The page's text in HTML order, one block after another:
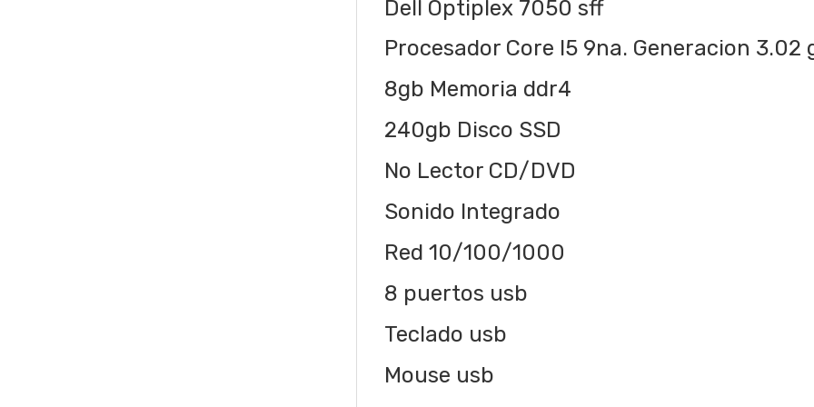
Dell Optiplex 7050 sff
Procesador Core I5 9na. Generacion 3.02
8gb Memoria ddr4
240gb Disco SSD
No Lector CD/DVD
Sonido Integrado
Red 10/100/1000
8 puertos usb
Teclado usb
Mouse usb